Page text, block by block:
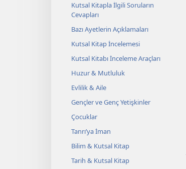
Kutsal Kitapla İlgili Soruların
Cevapları
Bazı Ayetlerin Açıklamaları
Kutsal Kitap İncelemesi
Kutsal Kitabı İnceleme Araçları
Huzur & Mutluluk
Evlilik & Aile
Gençler ve Genç Yetişkinler
Çocuklar
Tanrı’ya İman
Bilim & Kutsal Kitap
Tarih & Kutsal Kitap